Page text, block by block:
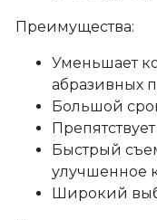
Преимущества:
Уменьшает
абразивных
Большой
Быстрый
улучшенное
Широкий